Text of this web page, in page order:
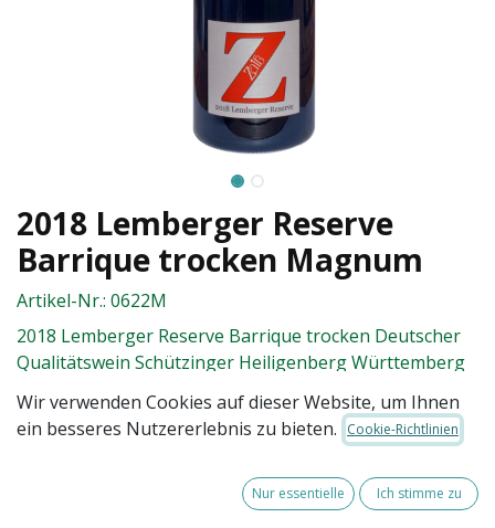
2018 Lemberger Reserve
Barrique trocken Magnum
Artikel-Nr.: 0622M
2018 Lemberger Reserve Barrique trocken Deutscher
Qualitätswein Schützinger Heiligenberg Württemberg
Wir verwenden Cookies auf dieser Website, um Ihnen
ein besseres Nutzererlebnis zu bieten.
Cookie-Richtlinien
Nur essentielle Ich stimme zu